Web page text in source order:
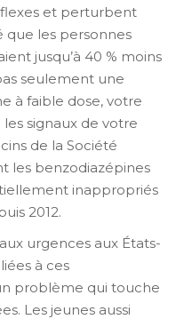
et perturbent
que les personnes
jusqu’à 40 % moins
seulement une
à faible dose, votre
signaux de votre
de la Société
les benzodiazépines
inappropriés
2012.
urgences aux États-
à ces
problème qui touche
Les jeunes aussi